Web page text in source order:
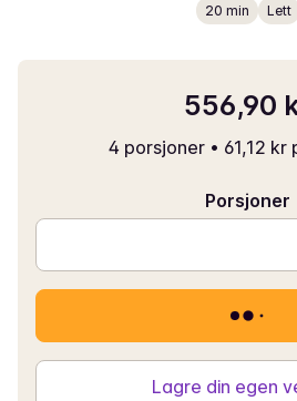
20 min Lett
556,90
4 porsjoner • 61,12 kr
Porsjoner
Lagre din egen